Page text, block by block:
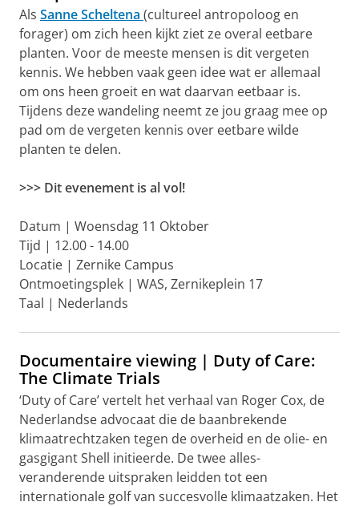
Als Sanne Scheltena (cultureel antropoloog en
forager) om zich heen kijkt ziet ze overal eetbare
planten. Voor de meeste mensen is dit vergeten
kennis. We hebben vaak geen idee wat er allemaal
om ons heen groeit en wat daarvan eetbaar is.
Tijdens deze wandeling neemt ze jou graag mee op
pad om de vergeten kennis over eetbare wilde
planten te delen.
>>> Dit evenement is al vol!
Datum | Woensdag 11 Oktober
Tijd | 12.00 - 14.00
Locatie | Zernike Campus
Ontmoetingsplek | WAS, Zernikeplein 17
Taal | Nederlands
Documentaire viewing | Duty of Care:
The Climate Trials
‘Duty of Care’ vertelt het verhaal van Roger Cox, de
Nederlandse advocaat die de baanbrekende
klimaatrechtzaken tegen de overheid en de olie- en
gasgigant Shell initieerde. De twee alles-
veranderende uitspraken leidden tot een
internationale golf van succesvolle klimaatzaken. Het